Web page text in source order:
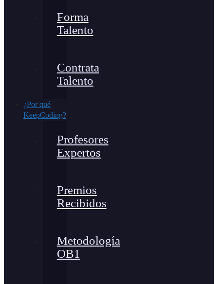
Forma
Talento
Contrata
Talento
¿Por qué
KeepCoding?
Profesores
Expertos
Premios
Recibidos
Metodología
OB1